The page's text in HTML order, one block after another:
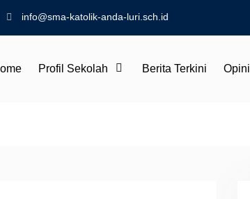
info@sma-katolik-anda-luri.sch.id
Profil Sekolah Berita Terkini Opini